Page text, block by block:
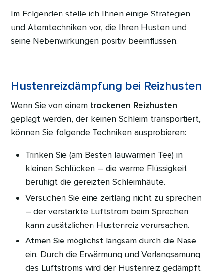
Im Folgenden stelle ich Ihnen einige Strategien
und Atemtechniken vor, die Ihren Husten und
seine Nebenwirkungen positiv beeinflussen.
Hustenreizdämpfung bei Reizhusten
Wenn Sie von einem trockenen Reizhusten
geplagt werden, der keinen Schleim transportiert,
können Sie folgende Techniken ausprobieren:
Trinken Sie (am Besten lauwarmen Tee) in
kleinen Schlücken – die warme Flüssigkeit
beruhigt die gereizten Schleimhäute.
Versuchen Sie eine zeitlang nicht zu sprechen
– der verstärkte Luftstrom beim Sprechen
kann zusätzlichen Hustenreiz verursachen.
Atmen Sie möglichst langsam durch die Nase
ein. Durch die Erwärmung und Verlangsamung
des Luftstroms wird der Hustenreiz gedämpft.